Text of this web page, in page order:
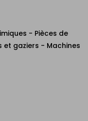
- Pièces de
gaziers - Machines